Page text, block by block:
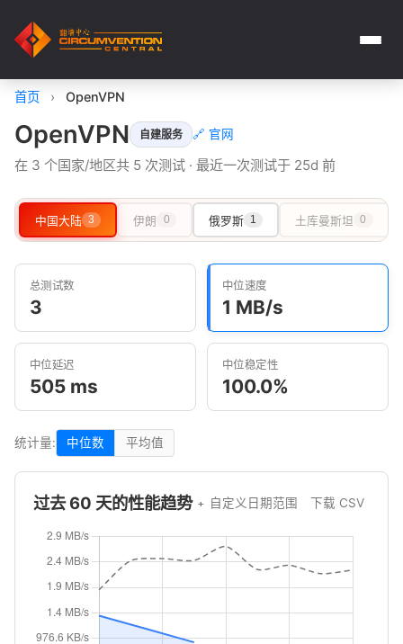
首页 › OpenVPN
OpenVPN 自建服务 🔗 官网
在 3 个国家/地区共 5 次测试 · 最近一次测试于 25d 前
中国大陆 3 伊朗 0 俄罗斯 1 土库曼斯坦 0
总测试数
3
中位速度
1 MB/s
中位延迟
505 ms
中位稳定性
100.0%
统计量: 中位数 平均值
过去 60 天的性能趋势 自定义日期范围 下载 CSV